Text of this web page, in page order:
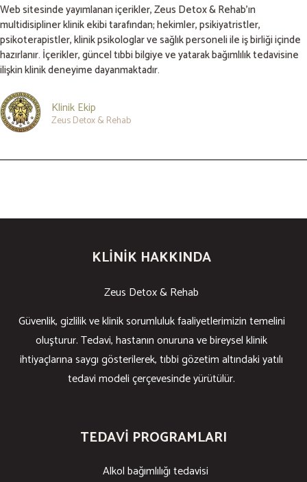
Web sitesinde yayımlanan içerikler, Zeus Detox & Rehab’ın
multidisipliner klinik ekibi tarafından; hekimler, psikiyatristler,
psikoterapistler, klinik psikologlar ve sağlık personeli ile iş birliği içinde
hazırlanır. İçerikler, güncel tıbbi bilgiye ve yatarak bağımlılık tedavisine
ilişkin klinik deneyime dayanmaktadır.
Klinik Ekip
Zeus Detox & Rehab
KLINIK HAKKINDA
Zeus Detox & Rehab
Güvenlik, gizlilik ve klinik sorumluluk faaliyetlerimizin temelini
oluşturur. Tedavi, hastanın onuruna ve bireysel klinik
ihtiyaçlarına saygı gösterilerek, tıbbi gözetim altındaki yatılı
tedavi modeli çerçevesinde yürütülür.
TEDAVI PROGRAMLARI
Alkol bağımlılığı tedavisi